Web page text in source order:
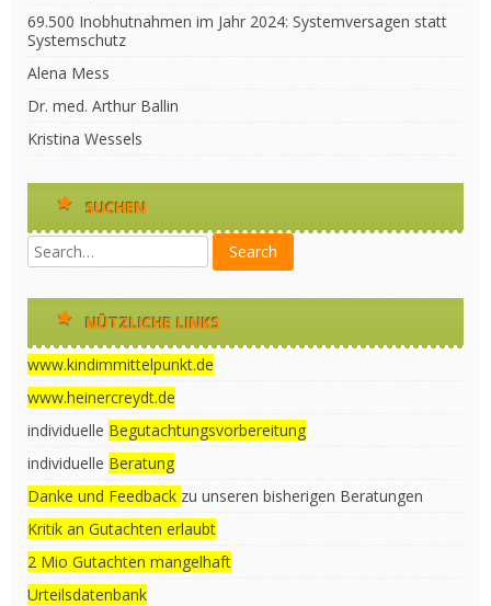
69.500 Inobhutnahmen im Jahr 2024: Systemversagen statt
Systemschutz
Alena Mess
Dr. med. Arthur Ballin
Kristina Wessels
SUCHEN
NÜTZLICHE LINKS
www.kindimmittelpunkt.de
www.heinercreydt.de
individuelle Begutachtungsvorbereitung
individuelle Beratung
Danke und Feedback zu unseren bisherigen Beratungen
Kritik an Gutachten erlaubt
2 Mio Gutachten mangelhaft
Urteilsdatenbank